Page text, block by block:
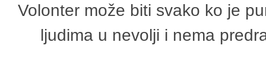
Volonter može biti svako ko je
ljudima u nevolji i nema